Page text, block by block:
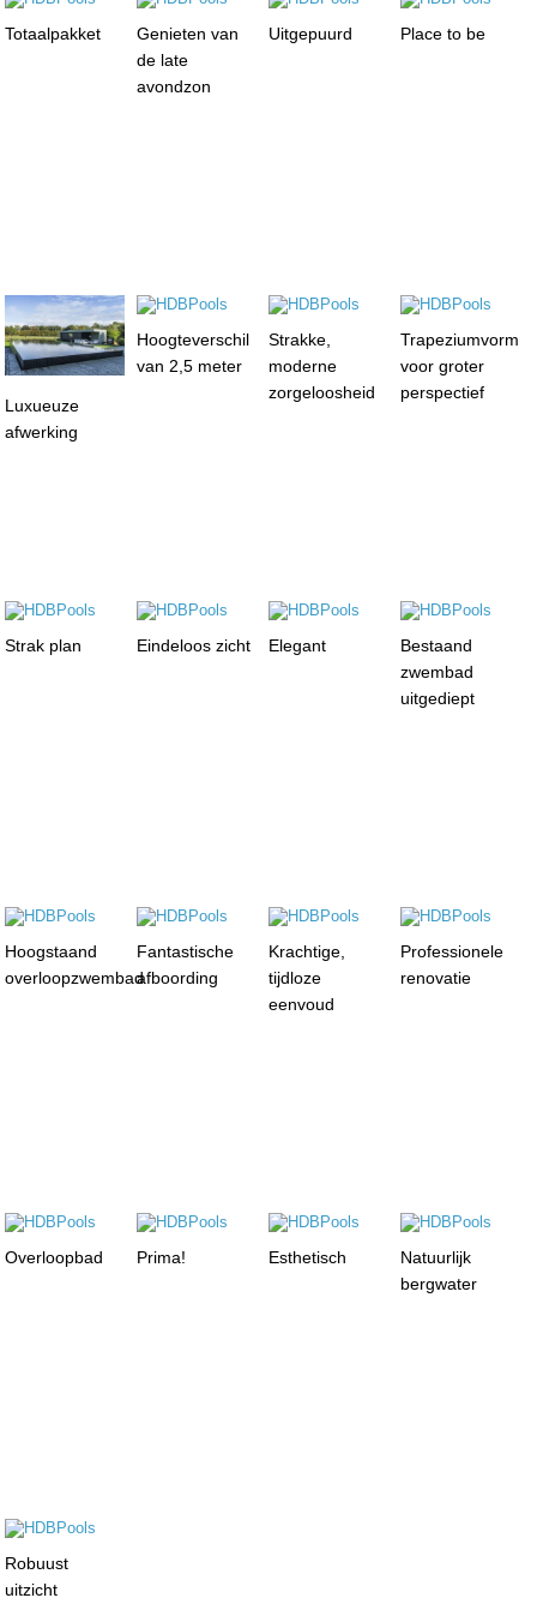
Totaalpakket
Genieten van
de late
avondzon
Uitgepuurd Place to be
Luxueuze
afwerking
Hoogteverschil
van 2,5 meter
Strakke,
moderne
zorgeloosheid
Trapeziumvorm
voor groter
perspectief
Strak plan Eindeloos zicht Elegant
Bestaand
zwembad
uitgediept
Hoogstaand
overloopzwembad
Fantastische
afboording
Krachtige,
tijdloze
eenvoud
Professionele
renovatie
Overloopbad Prima! Esthetisch
Natuurlijk
bergwater
Robuust
uitzicht